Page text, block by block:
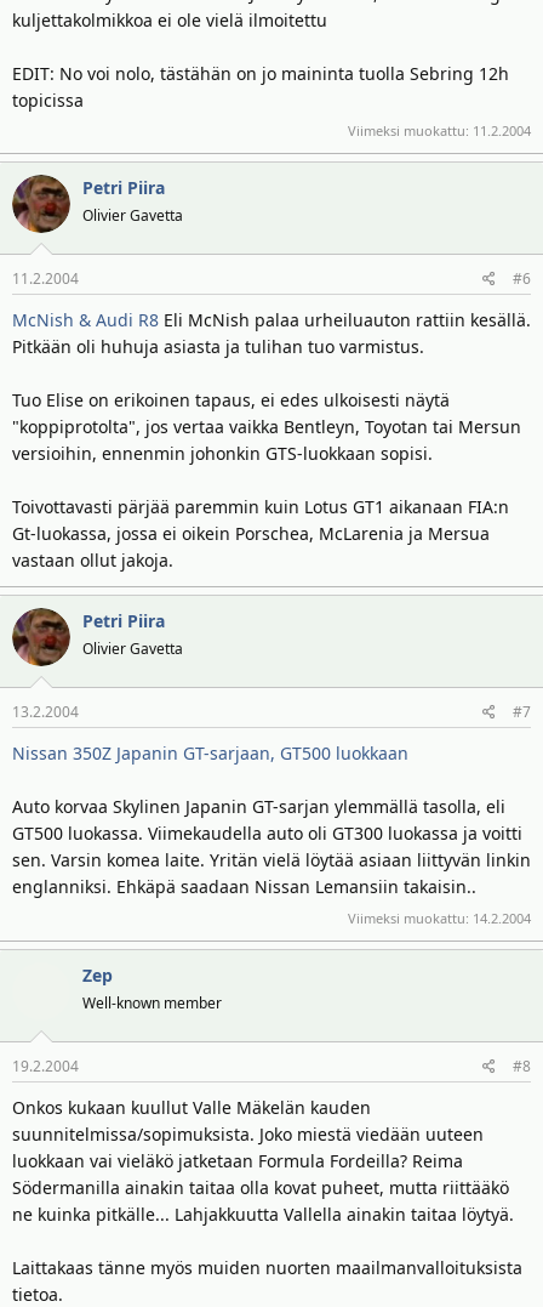
kuljettakolmikkoa ei ole vielä ilmoitettu
EDIT: No voi nolo, tästähän on jo maininta tuolla Sebring 12h
topicissa
Viimeksi muokattu: 11.2.2004
Petri Piira
Olivier Gavetta
11.2.2004 #6
McNish & Audi R8 Eli McNish palaa urheiluauton rattiin kesällä.
Pitkään oli huhuja asiasta ja tulihan tuo varmistus.
Tuo Elise on erikoinen tapaus, ei edes ulkoisesti näytä
"koppiprotolta", jos vertaa vaikka Bentleyn, Toyotan tai Mersun
versioihin, ennenmin johonkin GTS-luokkaan sopisi.
Toivottavasti pärjää paremmin kuin Lotus GT1 aikanaan FIA:n
Gt-luokassa, jossa ei oikein Porschea, McLarenia ja Mersua
vastaan ollut jakoja.
Petri Piira
Olivier Gavetta
13.2.2004 #7
Nissan 350Z Japanin GT-sarjaan, GT500 luokkaan
Auto korvaa Skylinen Japanin GT-sarjan ylemmällä tasolla, eli
GT500 luokassa. Viimekaudella auto oli GT300 luokassa ja voitti
sen. Varsin komea laite. Yritän vielä löytää asiaan liittyvän linkin
englanniksi. Ehkäpä saadaan Nissan Lemansiin takaisin..
Viimeksi muokattu: 14.2.2004
Zep
Well-known member
19.2.2004 #8
Onkos kukaan kuullut Valle Mäkelän kauden
suunnitelmissa/sopimuksista. Joko miestä viedään uuteen
luokkaan vai vieläkö jatketaan Formula Fordeilla? Reima
Södermanilla ainakin taitaa olla kovat puheet, mutta riittääkö
ne kuinka pitkälle... Lahjakkuutta Vallella ainakin taitaa löytyä.
Laittakaas tänne myös muiden nuorten maailmanvalloituksista
tietoa.